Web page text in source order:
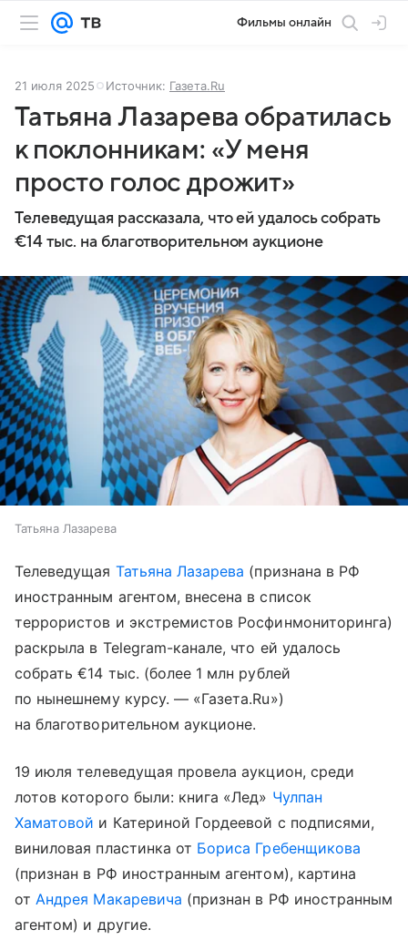
Фильмы онлайн
21 июля 2025 Источник: Газета.Ru
Татьяна Лазарева обратилась
к поклонникам: «У меня
просто голос дрожит»
Телеведущая рассказала, что ей удалось собрать
€14 тыс. на благотворительном аукционе
Татьяна Лазарева
Телеведущая Татьяна Лазарева (признана в РФ
иностранным агентом, внесена в список
террористов и экстремистов Росфинмониторинга)
раскрыла в Telegram-канале, что ей удалось
собрать €14 тыс. (более 1 млн рублей
по нынешнему курсу. — «Газета.Ru»)
на благотворительном аукционе.
19 июля телеведущая провела аукцион, среди
лотов которого были: книга «Лед» Чулпан
Хаматовой и Катериной Гордеевой с подписями,
виниловая пластинка от Бориса Гребенщикова
(признан в РФ иностранным агентом), картина
отАндрея Макаревича (признан в РФ иностранным
агентом) и другие.